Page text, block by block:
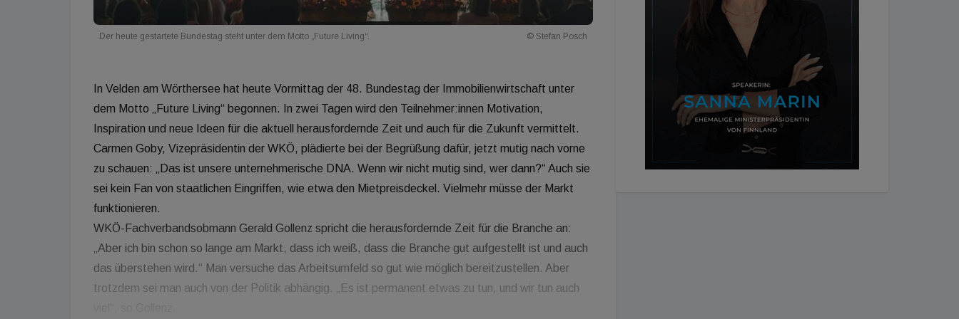
Der heute gestartete Bundestag steht unter dem Motto „Future Living“. © Stefan Posch
In Velden am Wörthersee hat heute Vormittag der 48. Bundestag der Immobilienwirtschaft unter
dem Motto „Future Living“ begonnen. In zwei Tagen wird den Teilnehmer:innen Motivation,
Inspiration und neue Ideen für die aktuell herausfordernde Zeit und auch für die Zukunft vermittelt.
Carmen Goby, Vizepräsidentin der WKÖ, plädierte bei der Begrüßung dafür, jetzt mutig nach vorne
zu schauen: „Das ist unsere unternehmerische DNA. Wenn wir nicht mutig sind, wer dann?“ Auch sie
sei kein Fan von staatlichen Eingriffen, wie etwa den Mietpreisdeckel. Vielmehr müsse der Markt
funktionieren.
WKÖ-Fachverbandsobmann Gerald Gollenz spricht die herausfordernde Zeit für die Branche an:
„Aber ich bin schon so lange am Markt, dass ich weiß, dass die Branche gut aufgestellt ist und auch
das überstehen wird.“ Man versuche das Arbeitsumfeld so gut wie möglich bereitzustellen. Aber
trotzdem sei man auch von der Politik abhängig. „Es ist permanent etwas zu tun, und wir tun auch